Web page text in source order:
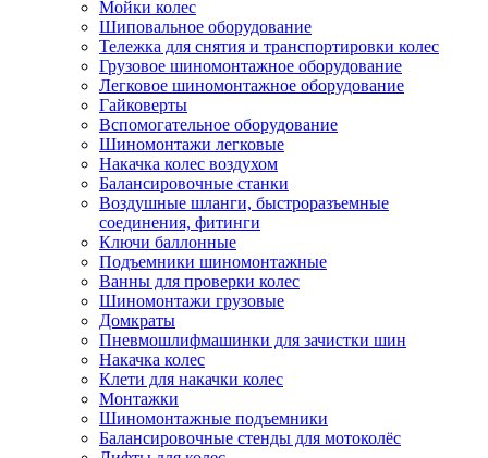
Мойки колес
Шиповальное оборудование
Тележка для снятия и транспортировки колес
Грузовое шиномонтажное оборудование
Легковое шиномонтажное оборудование
Гайковерты
Вспомогательное оборудование
Шиномонтажи легковые
Накачка колес воздухом
Балансировочные станки
Воздушные шланги, быстроразъемные
соединения, фитинги
Ключи баллонные
Подъемники шиномонтажные
Ванны для проверки колес
Шиномонтажи грузовые
Домкраты
Пневмошлифмашинки для зачистки шин
Накачка колес
Клети для накачки колес
Монтажки
Шиномонтажные подъемники
Балансировочные стенды для мотоколёс